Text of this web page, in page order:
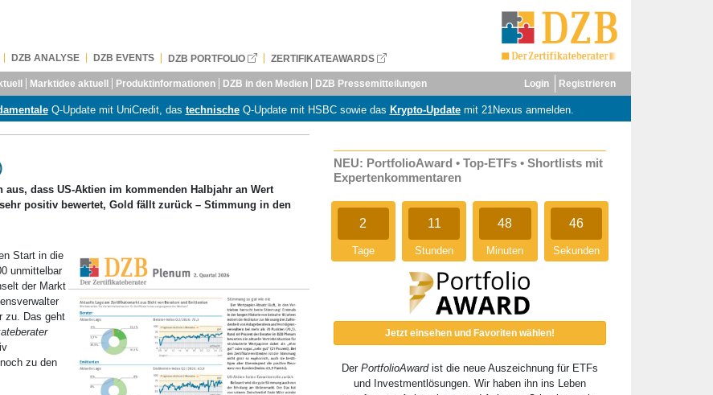
DZB ANALYSE DZB EVENTS DZB PORTFOLIO ZERTIFIKATEAWARDS
Marktidee aktuell Produktinformationen DZB in den Medien DZB Pressemitteilungen Login Registrieren
Q-Update mit UniCredit, das technischeQ-Update mit HSBC sowie das Krypto-Updatemit 21Nexus anmelden.
dass US-Aktien im kommenden Halbjahr an Wert
positiv bewertet, Gold fällt zurück – Stimmung in den
Start in die
unmittelbar
der Markt
zu. Das geht
zu den
NEU: PortfolioAward • Top-ETFs • Shortlists mit
Expertenkommentaren
2
Tage
11
Stunden
48
Minuten
45
Sekunden
Jetzt einsehen und Favoriten wählen!
Der PortfolioAwardist die neue Auszeichnung für ETFs
und Investmentlösungen. Wir haben ihn ins Leben